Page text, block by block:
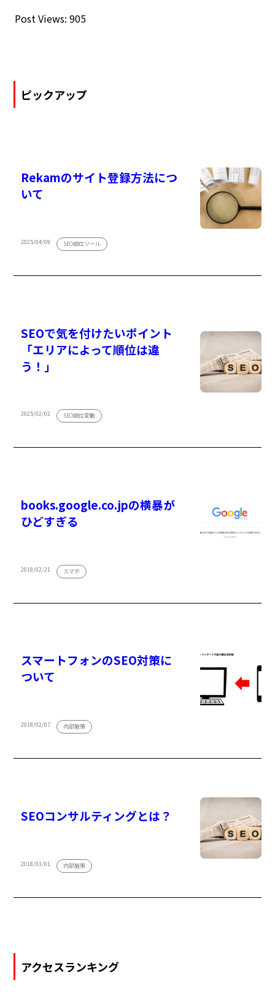
Post Views: 905
ピックアップ
Rekamのサイト登録方法につ
いて
2025/04/09 SEO順位ツール
SEOで気を付けたいポイント
「エリアによって順位は違
う！」
2025/02/02 SEO順位変動
books.google.co.jpの横暴が
ひどすぎる
2018/02/21 スマホ
スマートフォンのSEO対策に
ついて
2018/02/07 内部施策
SEOコンサルティングとは？
2018/03/01 内部施策
アクセスランキング